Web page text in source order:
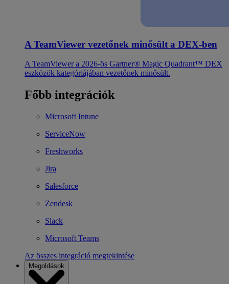
A TeamViewer vezetőnek minősült a DEX-ben
A TeamViewer a 2026-ös Gartner® Magic Quadrant™ DEX
eszközök kategóriájában vezetőnek minősült.
Főbb integrációk
Microsoft Intune
ServiceNow
Freshworks
Jira
Salesforce
Zendesk
Slack
Microsoft Teams
Az összes integráció megtekintése
Megoldások